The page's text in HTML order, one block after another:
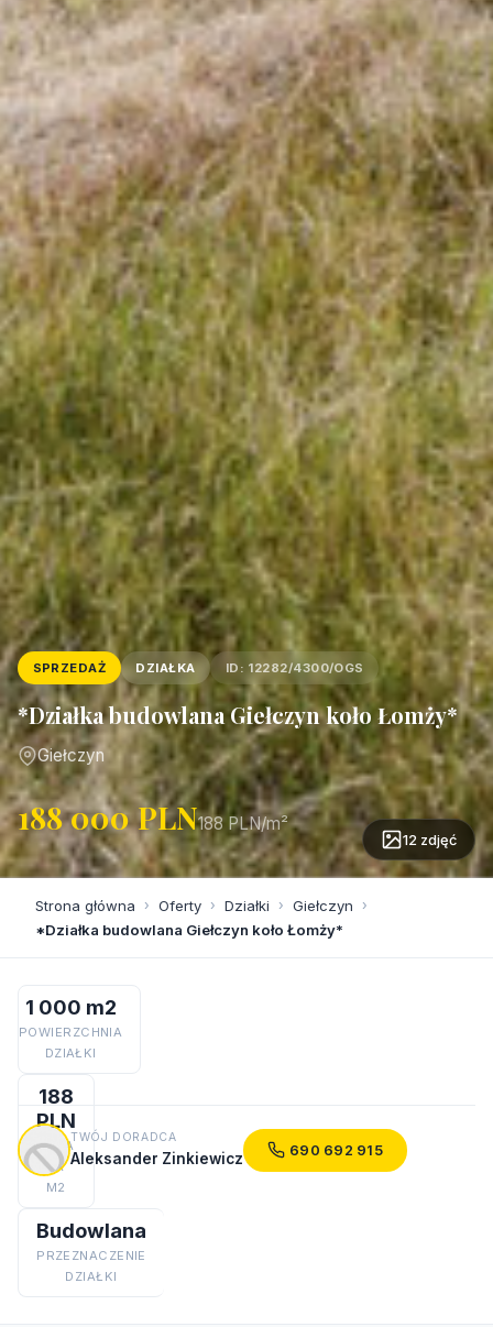
SPRZEDAŻ DZIAŁKA ID: 12282/4300/OGS
*Działka budowlana Giełczyn koło Łomży*
Giełczyn
188 000 PLN188 PLN/m²
12 zdjęć
Strona główna › Oferty › Działki › Giełczyn ›
*Działka budowlana Giełczyn koło Łomży*
1 000 m2
POWIERZCHNIA
DZIAŁKI
188
PLN
CENA
ZA
M2
Budowlana
PRZEZNACZENIE
DZIAŁKI
TWÓJ DORADCA
Aleksander Zinkiewicz 690 692 915